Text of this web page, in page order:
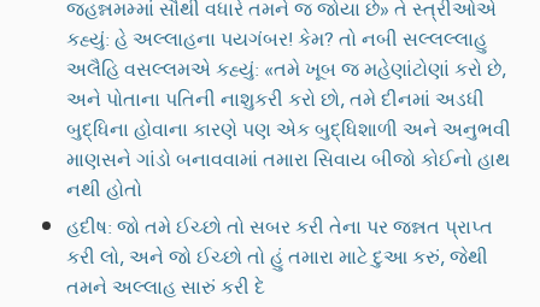
જહન્નમમ્માં સૌથી વધારે તમને જ જોયા છે» તે સ્ત્રીઓએ
કહ્યું: હે અલ્લાહના પયગંબર! કેમ? તો નબી સલ્લલ્લાહુ
અલૈહિ વસલ્લમએ કહ્યું: «તમે ખૂબ જ મહેણાંટોણાં કરો છે,
અને પોતાના પતિની નાશુકરી કરો છો, તમે દીનમાં અડધી
બુદ્ધિના હોવાના કારણે પણ એક બુદ્ધિશાળી અને અનુભવી
માણસને ગાંડો બનાવવામાં તમારા સિવાય બીજો કોઈનો હાથ
નથી હોતો
હદીષ: જો તમે ઈચ્છો તો સબર કરી તેના પર જન્નત પ્રાપ્ત
કરી લો, અને જો ઈચ્છો તો હું તમારા માટે દુઆ કરું, જેથી
તમને અલ્લાહ સારું કરી દે